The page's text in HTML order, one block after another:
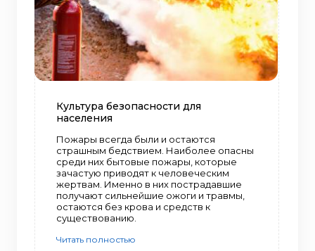
Культура безопасности для
населения
Пожары всегда были и остаются
страшным бедствием. Наиболее опасны
среди них бытовые пожары, которые
зачастую приводят к человеческим
жертвам. Именно в них пострадавшие
получают сильнейшие ожоги и травмы,
остаются без крова и средств к
существованию.
Читать полностью